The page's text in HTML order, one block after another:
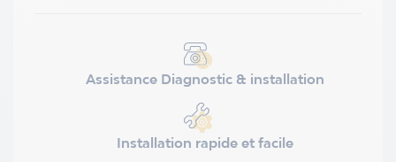
Assistance Diagnostic & installation
Installation rapide et facile